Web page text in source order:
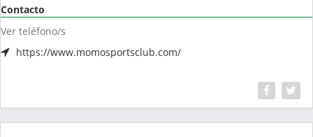
Contacto
Ver teléfono/s
https://www.momosportsclub.com/